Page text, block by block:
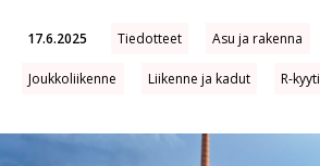
17.6.2025 Tiedotteet Asu ja rakenna
Joukkoliikenne Liikenne ja kadut R-kyyti